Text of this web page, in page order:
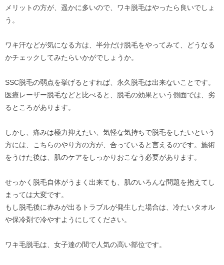
メリットの方が、遥かに多いので、ワキ脱毛はやったら良いでしょ
う。
ワキ汗などが気になる方は、半分だけ脱毛をやってみて、どうなる
かチェックしてみたらいかがでしょうか。
SSC脱毛の弱点を挙げるとすれば、永久脱毛は出来ないことです。
医療レーザー脱毛などと比べると、脱毛の効果という側面では、劣
るところがあります。
しかし、痛みは極力抑えたい、気軽な気持ちで脱毛をしたいという
方には、こちらのやり方の方が、合っていると言えるのです。施術
をうけた後は、肌のケアをしっかりおこなう必要があります。
せっかく脱毛自体がうまく出来ても、肌のいろんな問題を抱えてし
まっては大変です。
もし脱毛後に赤みが出るトラブルが発生した場合は、冷たいタオル
や保冷剤で冷やすようにしてください。
ワキ毛脱毛は、女子達の間で人気の高い部位です。